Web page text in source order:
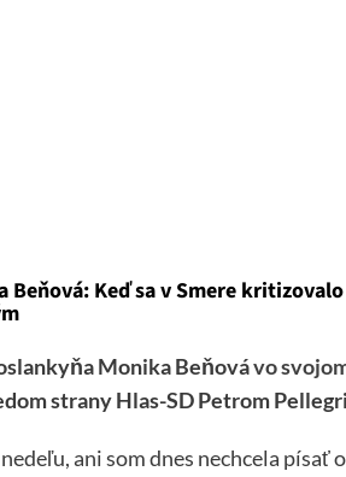
Beňová: Keď sa v Smere
Monika Beňovávo
strany Hlas-SD Petrom
ani som dnes nechcela